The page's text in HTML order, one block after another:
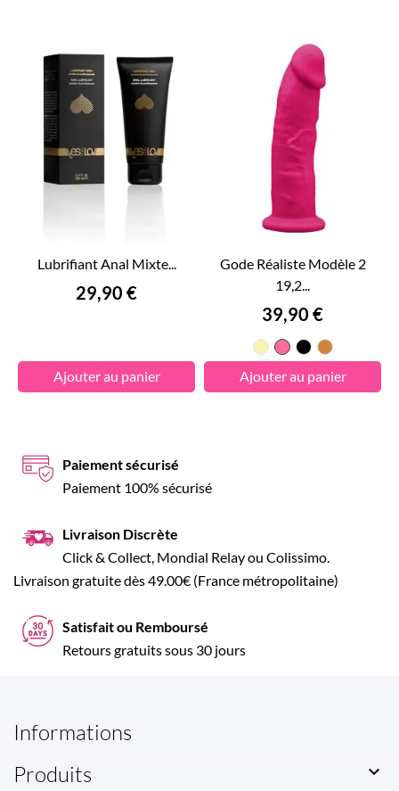
Lubrifiant Anal Mixte...
Prix
29,90 €
Ajouter au panier
Gode Réaliste Modèle 2
19,2...
Prix
39,90 €
Beige
Clair
Rose
NoirBeige
Caramel
Ajouter au panier
Paiement sécurisé
Paiement 100% sécurisé
Livraison Discrète
Click & Collect, Mondial Relay ou Colissimo.
Livraison gratuite dès 49.00€ (France métropolitaine)
Satisfait ou Remboursé
Retours gratuits sous 30 jours
Informations
Produits
